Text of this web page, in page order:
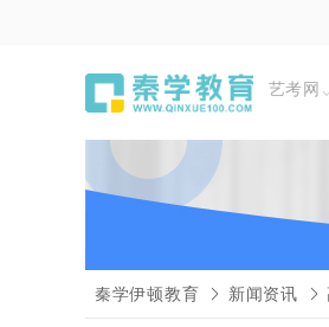
艺考网
秦学伊顿教育 新闻资讯